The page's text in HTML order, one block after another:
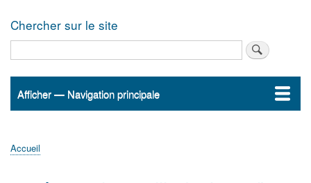
Chercher sur le site
Navigation
Afficher — Navigation principale
Accueil
ActualitésMATh.en.JEANS ?
Régions et Ateliers
Créer, gérer un atelier
Sujets/Publications
Congrès
Accueil